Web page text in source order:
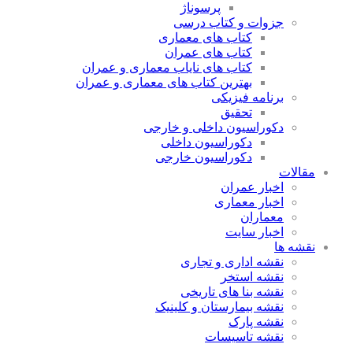
پرسوناژ
جزوات و کتاب درسی
کتاب های معماری
کتاب های عمران
کتاب های نایاب معماری و عمران
بهترین کتاب های معماری و عمران
برنامه فیزیکی
تحقیق
دکوراسیون داخلی و خارجی
دکوراسیون داخلی
دکوراسیون خارجی
مقالات
اخبار عمران
اخبار معماری
معماران
اخبار سایت
نقشه ها
نقشه اداری و تجاری
نقشه استخر
نقشه بنا های تاریخی
نقشه بیمارستان و کلینیک
نقشه پارک
نقشه تاسیسات